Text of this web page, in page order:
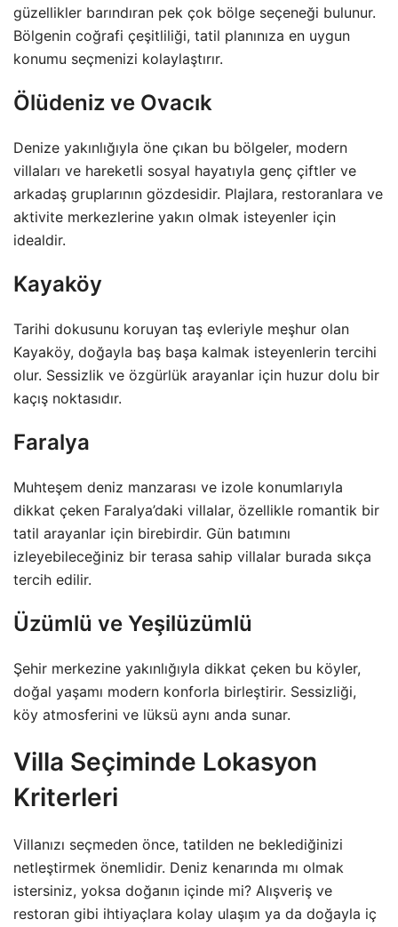
güzellikler barındıran pek çok bölge seçeneği bulunur.
Bölgenin coğrafi çeşitliliği, tatil planınıza en uygun
konumu seçmenizi kolaylaştırır.
Ölüdeniz ve Ovacık
Denize yakınlığıyla öne çıkan bu bölgeler, modern
villaları ve hareketli sosyal hayatıyla genç çiftler ve
arkadaş gruplarının gözdesidir. Plajlara, restoranlara ve
aktivite merkezlerine yakın olmak isteyenler için
idealdir.
Kayaköy
Tarihi dokusunu koruyan taş evleriyle meşhur olan
Kayaköy, doğayla baş başa kalmak isteyenlerin tercihi
olur. Sessizlik ve özgürlük arayanlar için huzur dolu bir
kaçış noktasıdır.
Faralya
Muhteşem deniz manzarası ve izole konumlarıyla
dikkat çeken Faralya’daki villalar, özellikle romantik bir
tatil arayanlar için birebirdir. Gün batımını
izleyebileceğiniz bir terasa sahip villalar burada sıkça
tercih edilir.
Üzümlü ve Yeşilüzümlü
Şehir merkezine yakınlığıyla dikkat çeken bu köyler,
doğal yaşamı modern konforla birleştirir. Sessizliği,
köy atmosferini ve lüksü aynı anda sunar.
Villa Seçiminde Lokasyon
Kriterleri
Villanızı seçmeden önce, tatilden ne beklediğinizi
netleştirmek önemlidir. Deniz kenarında mı olmak
istersiniz, yoksa doğanın içinde mi? Alışveriş ve
restoran gibi ihtiyaçlara kolay ulaşım ya da doğayla iç